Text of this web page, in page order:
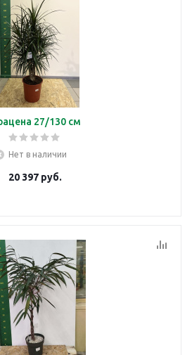
27/130 см
Нет в наличии
20 397руб.